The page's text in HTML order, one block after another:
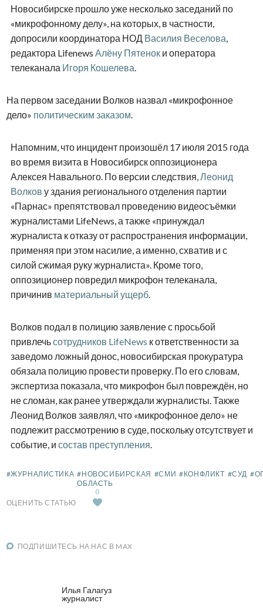
Новосибирске прошло уже несколько заседаний по
«микрофонному делу», на которых, в частности,
допросили координатора НОД Василия Веселова,
редактора Lifenews Алёну Пятеноки оператора
телеканала Игоря Кошелева.
На первом заседании Волков назвал «микрофонное
дело» политическим заказом.
Напомним, что инцидент произошёл 17 июля 2015 года
во время визита в Новосибирск оппозиционера
Алексея Навального. По версии следствия,Леонид
Волков у здания регионального отделения партии
«Парнас» препятствовал проведению видеосъёмки
журналистами LifeNews, а также «принуждал
журналиста к отказу от распространения информации,
применяя при этом насилие, а именно, схватив и с
силой сжимая руку журналиста». Кроме того,
оппозиционер повредил микрофон телеканала,
причинив материальный ущерб.
Волков подал в полицию заявление с просьбой
привлечьсотрудников LifeNews к ответственности за
заведомо ложный донос, новосибирская прокуратура
обязала полицию провести проверку. По его словам,
экспертиза показала, что микрофон был повреждён, но
не сломан, как ранее утверждали журналисты. Также
Леонид Волков заявлял, что «микрофонное дело» не
подлежит рассмотрению в суде, поскольку отсутствует и
событие, и состав преступления.
#ЖУРНАЛИСТИКА #НОВОСИБИРСКАЯ
ОБЛАСТЬ
#СМИ #КОНФЛИКТ #СУД
ОЦЕНИТЬ СТАТЬЮ
0
ПОДПИШИТЕСЬ НА НАС В MAX
Илья Галагуз
журналист